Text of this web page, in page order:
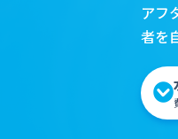
アフ
者を